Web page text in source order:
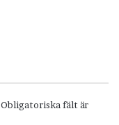
Obligatoriska fält är